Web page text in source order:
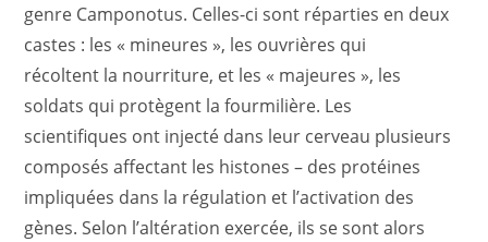
genre Camponotus. Celles-ci sont réparties en deux
castes : les « mineures », les ouvrières qui
récoltent la nourriture, et les « majeures », les
soldats qui protègent la fourmilière. Les
scientifiques ont injecté dans leur cerveau plusieurs
composés affectant les histones – des protéines
impliquées dans la régulation et l’activation des
gènes. Selon l’altération exercée, ils se sont alors